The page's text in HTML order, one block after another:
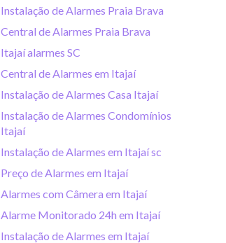
Instalação de Alarmes Praia Brava
Central de Alarmes Praia Brava
Itajaí alarmes SC
Central de Alarmes em Itajaí
Instalação de Alarmes Casa Itajaí
Instalação de Alarmes Condomínios
Itajaí
Instalação de Alarmes em Itajaí sc
Preço de Alarmes em Itajaí
Alarmes com Câmera em Itajaí
Alarme Monitorado 24h em Itajaí
Instalação de Alarmes em Itajaí